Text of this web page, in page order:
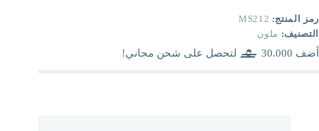
رمز المنتج: MS212
التصنيف: ملون
أضف 30.000 لتحصل على شحن مجاني!